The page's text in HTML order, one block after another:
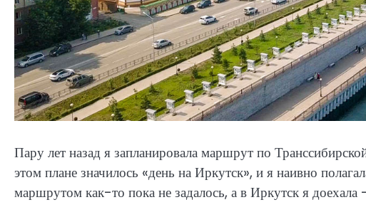
Пару лет назад я запланировала маршрут по
этом плане значилось «день на Иркутск», и я наивно
маршрутом как-то пока не задалось, а в Иркутск я